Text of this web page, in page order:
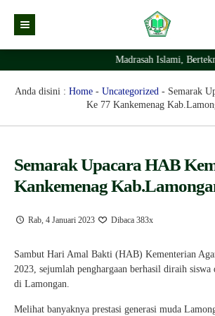
Kabar Madrasah
Profil Madrasah
Ekstrakurikuler Madrasah
Prestasi Madrasah
KURIKULUM
Struktur Organisasi Madrasah
Madrasah Islami,
Anda disini : Home- Uncategorized- Semarak
Ke 77 Kankemenag
Semarak Upacara HAB
Kankemenag
Rab, 4 Januari 2023 Dibaca 383x
Sambut Hari Amal Bakti (HAB) Kementerian
2023, sejumlah penghargaan berhasil diraih siswa
di Lamongan.
Melihat banyaknya prestasi generasi muda